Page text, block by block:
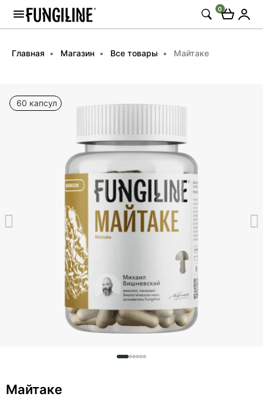
0
Главная Магазин Все товары Майтаке
60 капсул
Майтаке